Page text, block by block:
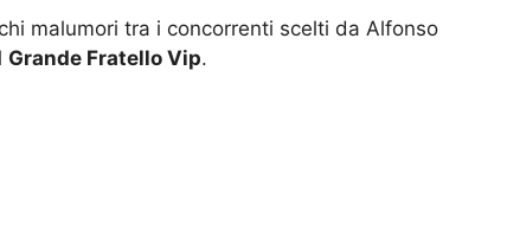
malumori tra i concorrenti scelti da Alfonso
Grande Fratello Vip.